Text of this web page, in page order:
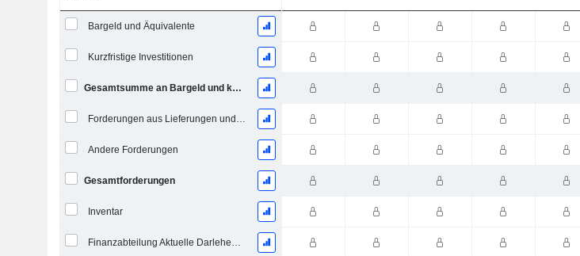
Bargeld und Äquivalente
Kurzfristige Investitionen
Gesamtsumme an Bargeld und kurzfristigen Investitionen
Forderungen aus Lieferungen und Leistungen, Gesamt
Andere Forderungen
Gesamtforderungen
Inventar
Finanzabteilung Aktuelle Darlehen und Leasingverträge